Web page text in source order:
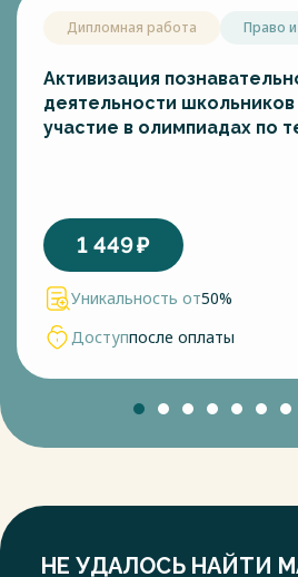
Дипломная работа Право
Активизация
деятельности школьников
участие в олимпиадах по
1 449₽
Уникальность от50%
Доступпосле оплаты
НЕ УДАЛОСЬ НАЙТИ